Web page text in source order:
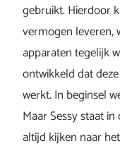
gebruikt. Hierdoor
vermogen leveren,
apparaten tegelijk
ontwikkeld dat deze
werkt. In beginsel
Maar Sessy staat
altijd kijken naar